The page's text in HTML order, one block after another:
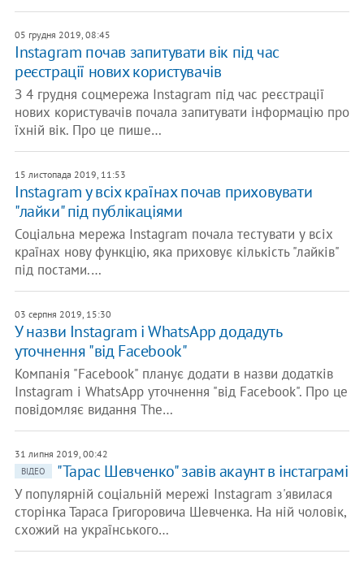
05 грудня 2019, 08:45
Instagram почав запитувати вік під час
реєстрації нових користувачів
З 4 грудня соцмережа Instagram під час реєстрації
нових користувачів почала запитувати інформацію про
їхній вік. Про це пише…
15 листопада 2019, 11:53
Instagram у всіх країнах почав приховувати
"лайки" під публікаціями
Соціальна мережа Instagram почала тестувати у всіх
країнах нову функцію, яка приховує кількість "лайків"
під постами.…
03 серпня 2019, 15:30
У назви Instagram і WhatsApp додадуть
уточнення "від Facebook"
Компанія "Facebook" планує додати в назви додатків
Instagram і WhatsApp уточнення "від Facebook". Про це
повідомляє видання The…
31 липня 2019, 00:42
ВІДЕО "Тарас Шевченко" завів акаунт в інстаграмі
У популярній соціальній мережі Instagram з'явилася
сторінка Тараса Григоровича Шевченка. На ній чоловік,
схожий на українського…